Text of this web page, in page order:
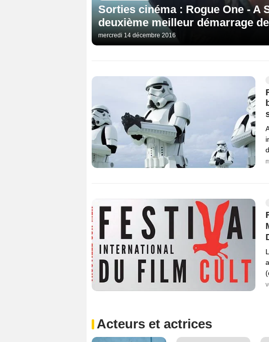
Sorties cinéma : Rogue One - A
deuxième meilleur démarrage
mercredi 14 décembre 2016
Acteurs et actrices